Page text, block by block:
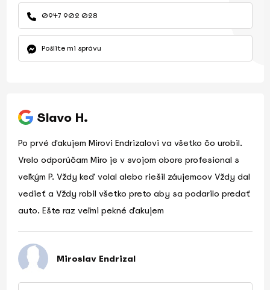
0947 902 028
Pošlite mi správu
Slavo H.
Po prvé ďakujem Mirovi Endrizalovi va všetko čo urobil.
Vrelo odporúčam Miro je v svojom obore profesional s
veľkým P. Vždy keď volal alebo riešil záujemcov Vždy dal
vedieť a Vždy robil všetko preto aby sa podarilo predať
auto. Ešte raz veľmi pekné ďakujem
Miroslav Endrizal